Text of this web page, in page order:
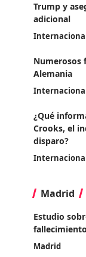
Trump y
adicional
Numerosos
Alemania
¿Qué
Crooks, el
disparo?
Madrid
Estudio
Madrid